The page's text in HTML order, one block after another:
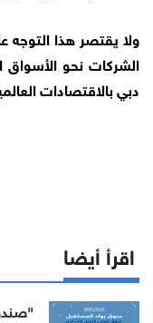
ولا يقتصر هذا
الشركات نحو الأسواق
دبي بالاقتصادات
اقرأ أيضا